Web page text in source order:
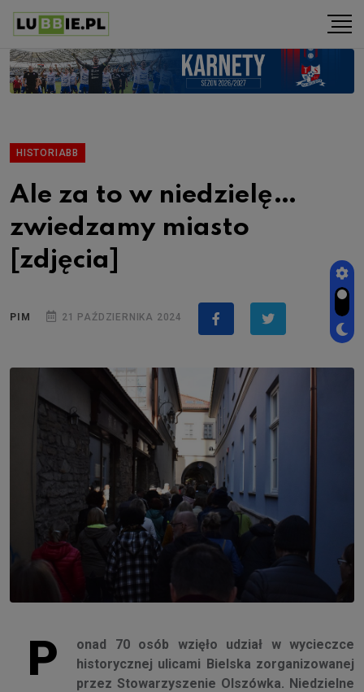
HISTORIABB
Ale za to w niedzielę…
zwiedzamy miasto
[zdjęcia]
PIM 21 PAŹDZIERNIKA 2024
P
onad 70 osób wzięło udział w wycieczce
historycznej ulicami Bielska zorganizowanej
przez Stowarzyszenie Olszówka. Niedzielne